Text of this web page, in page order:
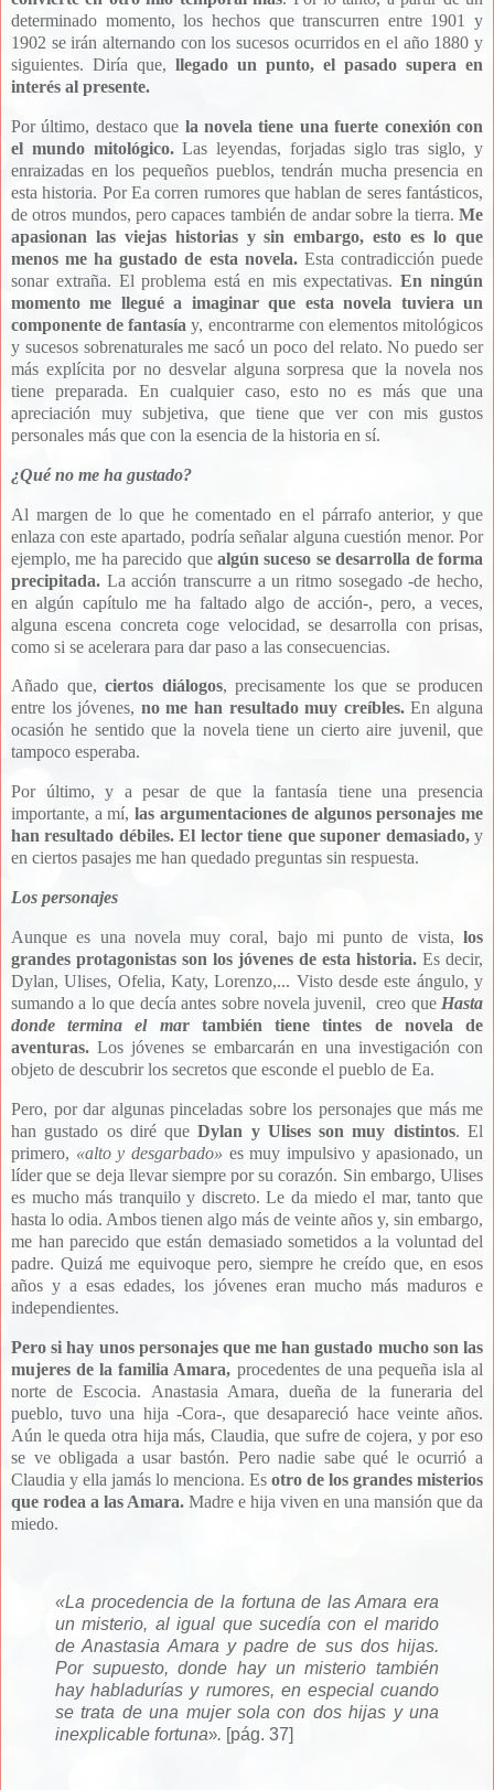
determinado momento, los hechos que transcurren entre 1901 y
1902 se irán alternando con los sucesos ocurridos en el año 1880 y
siguientes. Diría que, llegado un punto, el pasado supera en
interés al presente.
Por último, destaco que la novela tiene una fuerte conexión con
el mundo mitológico.Las leyendas, forjadas siglo tras siglo, y
enraizadas en los pequeños pueblos, tendrán mucha presencia en
esta historia. Por Ea corren rumores que hablan de seres fantásticos,
de otros mundos, pero capaces también de andar sobre la tierra. Me
apasionan las viejas historias y sin embargo, esto es lo que
menos me ha gustado de esta novela. Esta contradicción puede
sonar extraña. El problema está en mis expectativas.En ningún
momento me llegué a imaginar que esta novela tuviera un
componente de fantasía y, encontrarme con elementos mitológicos
y sucesos sobrenaturales me sacó un poco del relato. No puedo ser
más explícita por no desvelar alguna sorpresa que la novela nos
tiene preparada. En cualquier caso, esto no es más que una
apreciación muy subjetiva, que tiene que ver con mis gustos
personales más que con la esencia de la historia en sí.
¿Qué no me ha gustado?
Al margen de lo que he comentado en el párrafo anterior, y que
enlaza con este apartado, podría señalar alguna cuestión menor. Por
ejemplo, me ha parecido que algún suceso se desarrolla de forma
precipitada. La acción transcurre a un ritmo sosegado -de hecho,
en algún capítulo me ha faltado algo de acción-, pero, a veces,
alguna escena concreta coge velocidad, se desarrolla con prisas,
como si se acelerara para dar paso a las consecuencias.
Añado que, ciertos diálogos, precisamente los que se producen
entre los jóvenes, no me han resultado muy creíbles.En alguna
ocasión he sentido que la novela tiene un cierto aire juvenil, que
tampoco esperaba.
Por último, y a pesar de que la fantasía tiene una presencia
importante, a mí, las argumentaciones de algunos personajes me
han resultado débiles. El lector tiene que suponer demasiado, y
en ciertos pasajes me han quedado preguntas sin respuesta.
Los personajes
Aunque es una novela muy coral, bajo mi punto de vista, los
grandes protagonistas son los jóvenes de esta historia. Es decir,
Dylan, Ulises, Ofelia, Katy, Lorenzo,... Visto desde este ángulo, y
sumando a lo que decía antes sobre novela juvenil, creo que Hasta
donde termina el mar también tiene tintes de novela de
aventuras. Los jóvenes se embarcarán en una investigación con
objeto de descubrir los secretos que esconde el pueblo de Ea.
Pero, por dar algunas pinceladas sobre los personajes que más me
han gustado os diré queDylan y Ulises son muy distintos. El
primero, «alto y desgarbado» es muy impulsivo y apasionado, un
líder que se deja llevar siempre por su corazón. Sin embargo, Ulises
es mucho más tranquilo y discreto. Le da miedo el mar, tanto que
hasta lo odia. Ambos tienen algo más de veinte años y, sin embargo,
me han parecido que están demasiado sometidos a la voluntad del
padre. Quizá me equivoque pero, siempre he creído que, en esos
años y a esas edades, los jóvenes eran mucho más maduros e
independientes.
Pero si hay unos personajes que me han gustado mucho son las
mujeres de la familia Amara, procedentes de una pequeña isla al
norte de Escocia. Anastasia Amara, dueña de la funeraria del
pueblo, tuvo una hija -Cora-, que desapareció hace veinte años.
Aún le queda otra hija más, Claudia, que sufre de cojera, y por eso
se ve obligada a usar bastón. Pero nadie sabe qué le ocurrió a
Claudia y ella jamás lo menciona. Es otro de los grandes misterios
que rodea a las Amara. Madre e hija viven en una mansión que da
miedo.
«La procedencia de la fortuna de las Amara era
un misterio, al igual que sucedía con el marido
de Anastasia Amara y padre de sus dos hijas.
Por supuesto, donde hay un misterio también
hay habladurías y rumores, en especial cuando
se trata de una mujer sola con dos hijas y una
inexplicable fortuna». [pág. 37]